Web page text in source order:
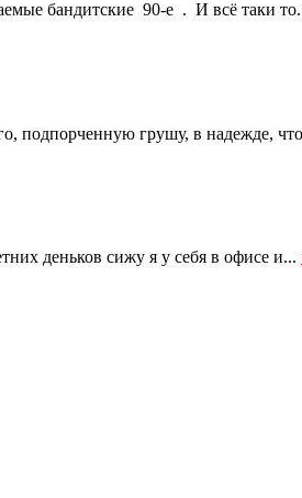
бандитские 90-е . И всё таки
подпорченную грушу, в надежде,
деньков сижу я у себя в офисе и...